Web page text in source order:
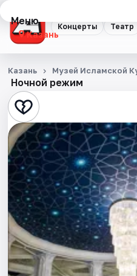
Концерты Театр
Меню
Казань
Концерты
Театр
Стендап
Выставки
Квесты
Экскурсии
Спорт
События
Ночной режим
Казань Музей Исламской